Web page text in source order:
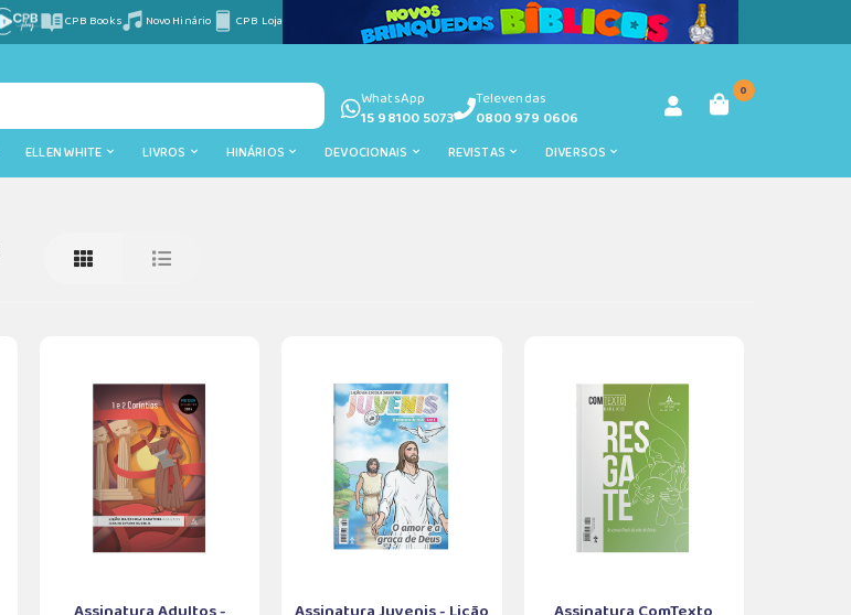
CPB Books Novo Hinário CPB Loja
WhatsApp
15 98100 5073
Televendas
0800 979 0606
0
ELLEN WHITE LIVROS HINÁRIOS DEVOCIONAIS REVISTAS DIVERSOS